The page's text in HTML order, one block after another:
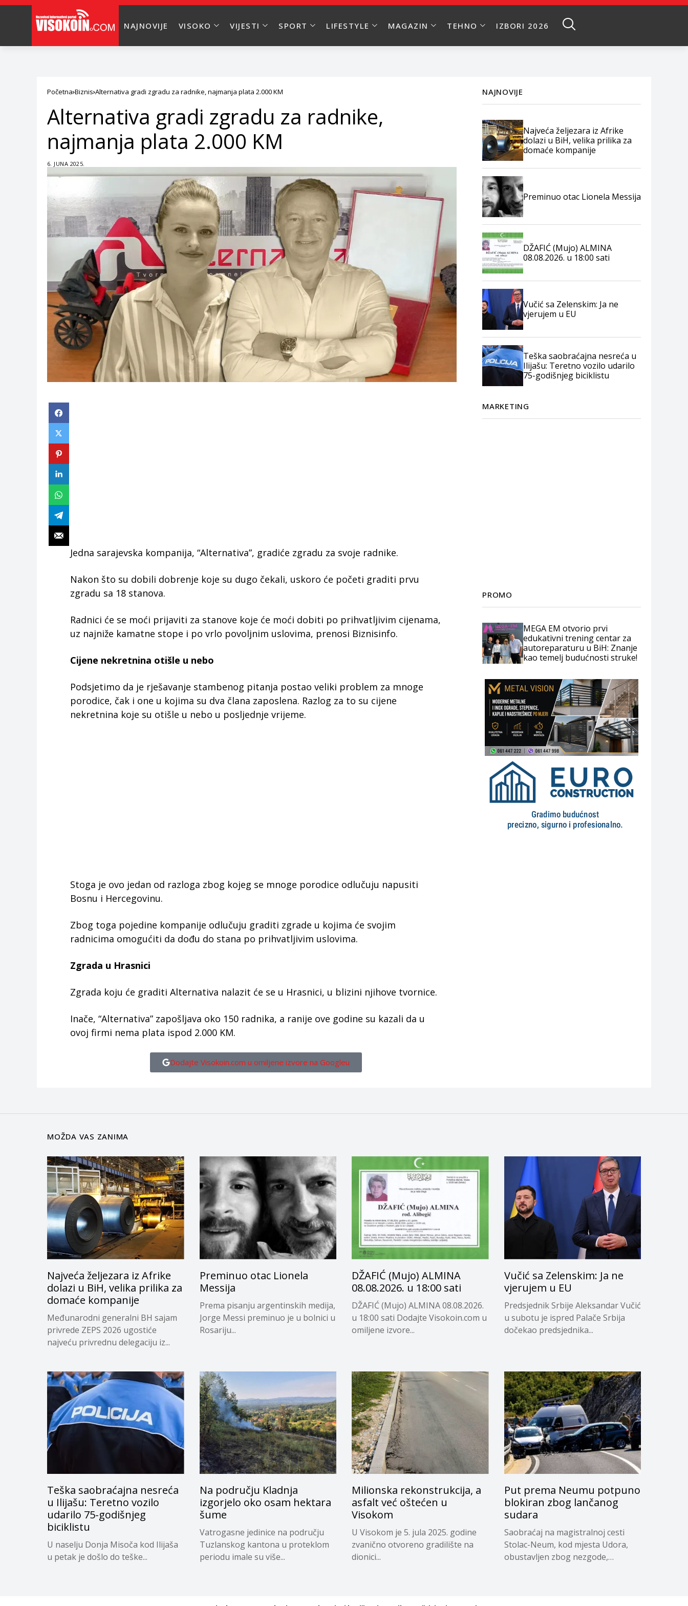
NAJNOVIJE VISOKO VIJESTI SPORT LIFESTYLE MAGAZIN TEHNO IZBORI 2026
Početna Biznis Alternativa gradi zgradu za radnike, najmanja plata 2.000 KM
Alternativa gradi zgradu za radnike,
najmanja plata 2.000 KM
6. JUNA 2025.
Jedna sarajevska kompanija, “Alternativa”, gradiće zgradu za svoje radnike.
Nakon što su dobili dobrenje koje su dugo čekali, uskoro će početi graditi prvu
zgradu sa 18 stanova.
Radnici će se moći prijaviti za stanove koje će moći dobiti po prihvatljivim cijenama,
uz najniže kamatne stope i po vrlo povoljnim uslovima, prenosi Biznisinfo.
Cijene nekretnina otišle u nebo
Podsjetimo da je rješavanje stambenog pitanja postao veliki problem za mnoge
porodice, čak i one u kojima su dva člana zaposlena. Razlog za to su cijene
nekretnina koje su otišle u nebo u posljednje vrijeme.
Stoga je ovo jedan od razloga zbog kojeg se mnoge porodice odlučuju napusiti
Bosnu i Hercegovinu.
Zbog toga pojedine kompanije odlučuju graditi zgrade u kojima će svojim
radnicima omogućiti da dođu do stana po prihvatljivim uslovima.
Zgrada u Hrasnici
Zgrada koju će graditi Alternativa nalazit će se u Hrasnici, u blizini njihove tvornice.
Inače, “Alternativa” zapošljava oko 150 radnika, a ranije ove godine su kazali da u
ovoj firmi nema plata ispod 2.000 KM.
Dodajte Visokoin.com u omiljene izvore na Googleu
NAJNOVIJE
Najveća željezara iz Afrike
dolazi u BiH, velika prilika za
domaće kompanije
Preminuo otac Lionela Messija
DŽAFIĆ (Mujo) ALMINA
08.08.2026. u 18:00 sati
Vučić sa Zelenskim: Ja ne
vjerujem u EU
Teška saobraćajna nesreća u
Ilijašu: Teretno vozilo udarilo
75-godišnjeg biciklistu
MARKETING
PROMO
MEGA EM otvorio prvi
edukativni trening centar za
autoreparaturu u BiH: Znanje
kao temelj budućnosti struke!
MOŽDA VAS ZANIMA
Najveća željezara iz Afrike
dolazi u BiH, velika prilika za
domaće kompanije
Međunarodni generalni BH sajam
privrede ZEPS 2026 ugostiće
najveću privrednu delegaciju iz...
Preminuo otac Lionela
Messija
Prema pisanju argentinskih medija,
Jorge Messi preminuo je u bolnici u
Rosariju...
DŽAFIĆ (Mujo) ALMINA
08.08.2026. u 18:00 sati
DŽAFIĆ (Mujo) ALMINA 08.08.2026.
u 18:00 sati Dodajte Visokoin.com u
omiljene izvore...
Vučić sa Zelenskim: Ja ne
vjerujem u EU
Predsjednik Srbije Aleksandar Vučić
u subotu je ispred Palače Srbija
dočekao predsjednika...
Teška saobraćajna nesreća
u Ilijašu: Teretno vozilo
udarilo 75-godišnjeg
biciklistu
U naselju Donja Misoča kod Ilijaša
u petak je došlo do teške...
Na području Kladnja
izgorjelo oko osam hektara
šume
Vatrogasne jedinice na području
Tuzlanskog kantona u proteklom
periodu imale su više...
Milionska rekonstrukcija, a
asfalt već oštećen u
Visokom
U Visokom je 5. jula 2025. godine
zvanično otvoreno gradilište na
dionici...
Put prema Neumu potpuno
blokiran zbog lančanog
sudara
Saobraćaj na magistralnoj cesti
Stolac-Neum, kod mjesta Udora,
obustavljen zbog nezgode,